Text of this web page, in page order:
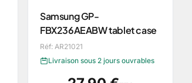
Samsung GP-
FBX236AEABW tablet case
Réf: AR21021
Livraison sous 2 jours ouvrables